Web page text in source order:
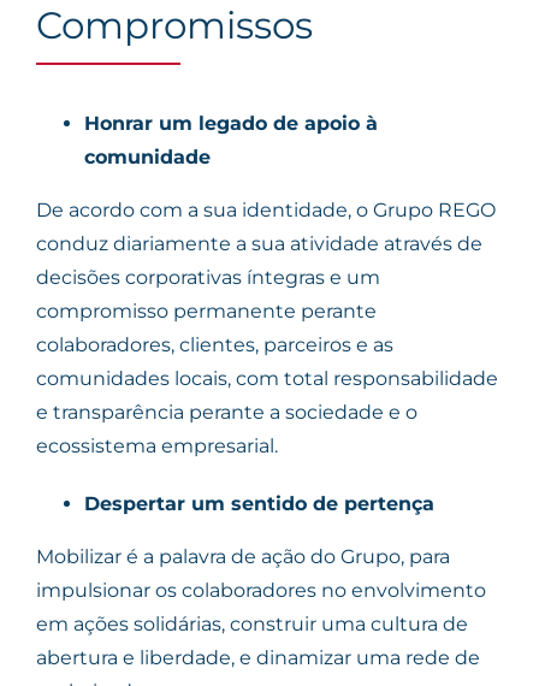
Compromissos
Honrar um legado de apoio à
comunidade
De acordo com a sua identidade, o Grupo REGO
conduz diariamente a sua atividade através de
decisões corporativas íntegras e um
compromisso permanente perante
colaboradores, clientes, parceiros e as
comunidades locais, com total responsabilidade
e transparência perante a sociedade e o
ecossistema empresarial.
Despertar um sentido de pertença
Mobilizar é a palavra de ação do Grupo, para
impulsionar os colaboradores no envolvimento
em ações solidárias, construir uma cultura de
abertura e liberdade, e dinamizar uma rede de